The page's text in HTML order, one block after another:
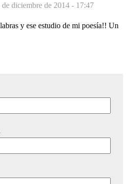
de diciembre de 2014 - 17:47
y ese estudio de mi poesía!! Un